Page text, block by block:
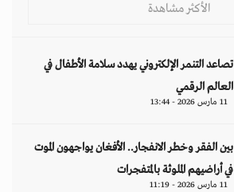
الأكثر مشاهدة
تصاعد التنمر الإلكتروني يهدد سلامة الأطفال في
العالم الرقمي
11 مارس 2026 - 13:44
بين الفقر وخطر الانفجار.. الأفغان يواجهون الموت
في أراضيهم الملوثة بالمتفجرات
11 مارس 2026 - 11:19